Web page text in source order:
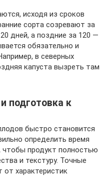
исходя из сроков
сорта созревают за
дней, а поздние за 120 —
обязательно и
в северных
капуста вызреть там
подготовка к
быстро становится
определить время
чтобы продукт полностью
и текстуру. Точные
от характеристик